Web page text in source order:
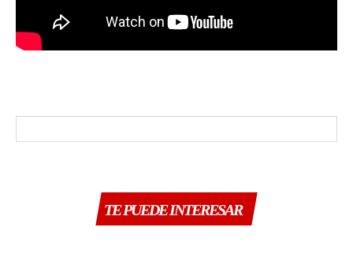
TE PUEDE INTERESAR